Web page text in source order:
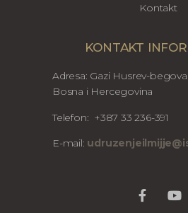
Kontakt
KONTAKT
Adresa: Gazi Husrev-
Bosna i Hercegovina
Telefon: +387 33 236-391
E-mail: